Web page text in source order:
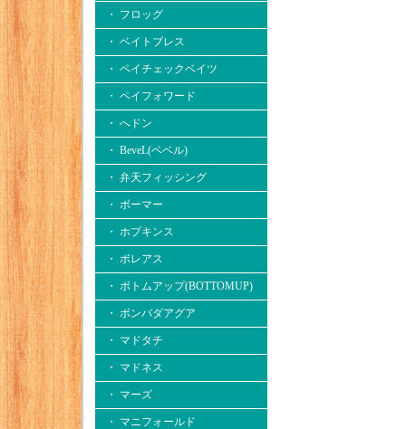
・ フロッグ
・ ベイトブレス
・ ペイチェックベイツ
・ ペイフォワード
・ へドン
・ BeveL(ベベル)
・ 弁天フィッシング
・ ボーマー
・ ホプキンス
・ ボレアス
・ ボトムアップ(BOTTOMUP)
・ ボンバダアグア
・ マドタチ
・ マドネス
・ マーズ
・ マニフォールド